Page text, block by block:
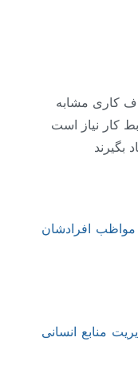
کاری مشابه
کار نیاز است
بگیرند
مواظب افرادشان
منابع انسانی